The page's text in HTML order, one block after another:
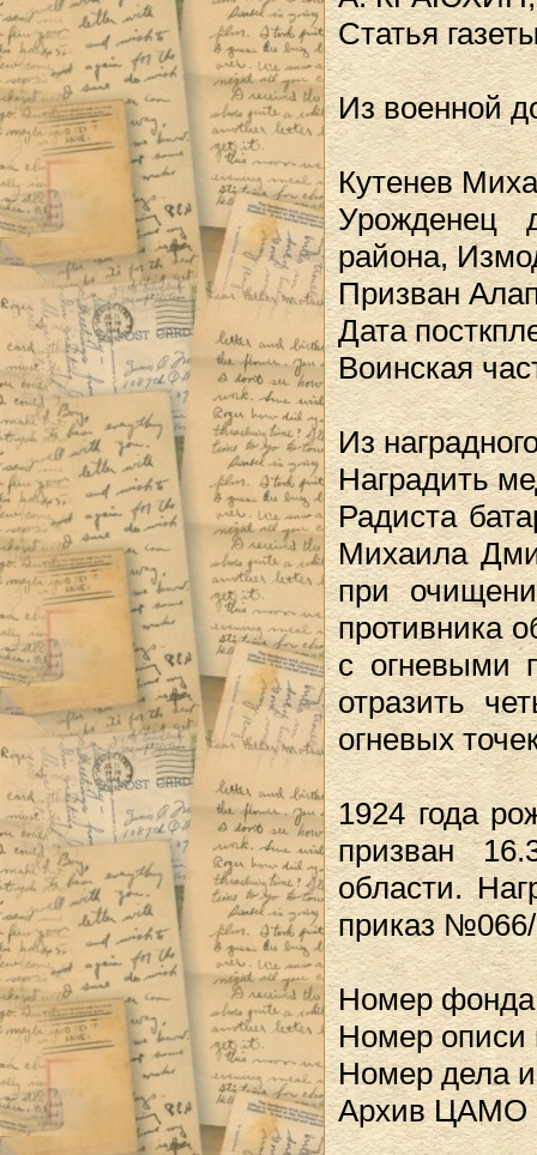
Статья
Из военной
Кутенев
Урожденец
района,
Призван
Дата
Воинская
Из
Наградить
Радиста
Михаила
при
противника
с огневыми
отразить
огневых
1924 года
призван
области.
приказ №066/
Номер
Номер описи
Номер дела
Архив ЦАМО